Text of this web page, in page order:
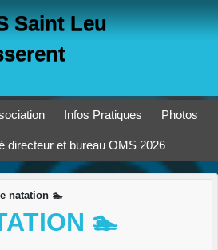
Saint Leu
Infos Pratiques Photos
Comité directeur et bureau OMS 2026
natation 🏊
🏊